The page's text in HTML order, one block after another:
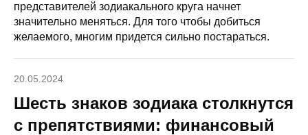
представителей зодиакального круга начнет
значительно меняться. Для того чтобы добиться
желаемого, многим придется сильно постараться.
20.05.2024
Шесть знаков зодиака столкнутся
с препятствиями: финансовый